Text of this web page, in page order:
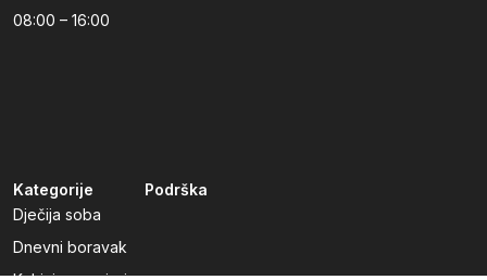
08:00 – 16:00
Kategorije
Dječija soba
Dnevni boravak
Podrška